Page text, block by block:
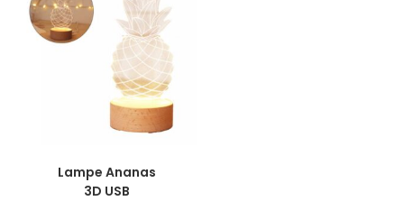
Lampe Ananas
3D USB